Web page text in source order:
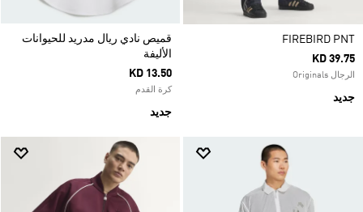
FIREBIRD PNT
KD 39.75
الرجال Originals
جديد
قميص نادي ريال مدريد للحيوانات
الأليفة
KD 13.50
كرة القدم
جديد